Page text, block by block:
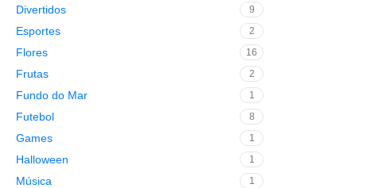
Divertidos 9
Esportes 2
Flores 16
Frutas 2
Fundo do Mar 1
Futebol 8
Games 1
Halloween 1
Música 1